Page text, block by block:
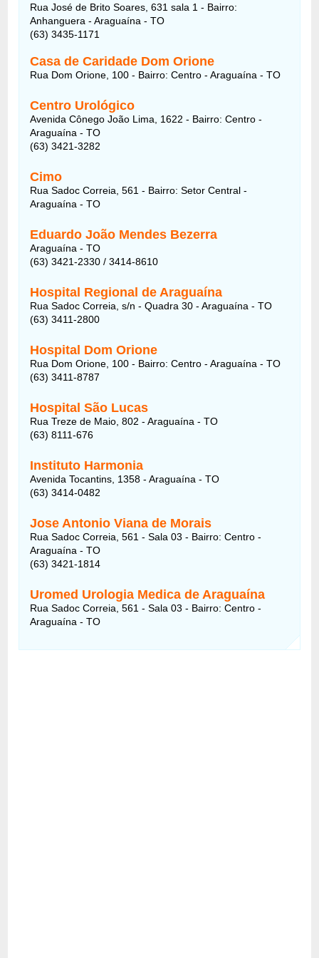
Rua José de Brito Soares, 631 sala 1 - Bairro:
Anhanguera - Araguaína - TO
(63) 3435-1171
Casa de Caridade Dom Orione
Rua Dom Orione, 100 - Bairro: Centro - Araguaína - TO
Centro Urológico
Avenida Cônego João Lima, 1622 - Bairro: Centro -
Araguaína - TO
(63) 3421-3282
Cimo
Rua Sadoc Correia, 561 - Bairro: Setor Central -
Araguaína - TO
Eduardo João Mendes Bezerra
Araguaína - TO
(63) 3421-2330 / 3414-8610
Hospital Regional de Araguaína
Rua Sadoc Correia, s/n - Quadra 30 - Araguaína - TO
(63) 3411-2800
Hospital Dom Orione
Rua Dom Orione, 100 - Bairro: Centro - Araguaína - TO
(63) 3411-8787
Hospital São Lucas
Rua Treze de Maio, 802 - Araguaína - TO
(63) 8111-676
Instituto Harmonia
Avenida Tocantins, 1358 - Araguaína - TO
(63) 3414-0482
Jose Antonio Viana de Morais
Rua Sadoc Correia, 561 - Sala 03 - Bairro: Centro -
Araguaína - TO
(63) 3421-1814
Uromed Urologia Medica de Araguaína
Rua Sadoc Correia, 561 - Sala 03 - Bairro: Centro -
Araguaína - TO